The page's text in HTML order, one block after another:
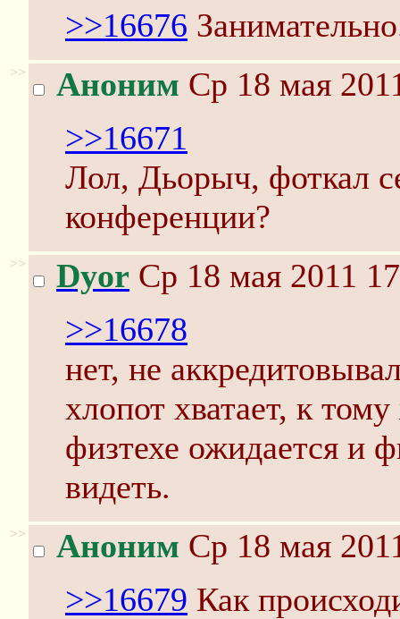
>>16676
>> Аноним Ср 18 мая
>>16671
Лол, Дьорыч, фоткал
конференции?
>> Dyor Ср 18 мая 2011
>>16678
нет, не
хлопот хватает, к
физтехе ожидается и
видеть.
>> Аноним Ср 18 мая
>>16679 Как